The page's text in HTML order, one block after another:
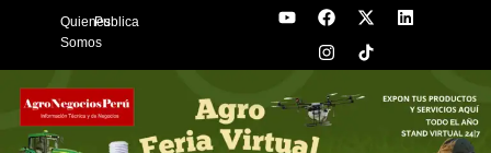
Quienes
Somos
Publica
Y
o
b
e
F
a
c
e
o
o
k
X
-
t
w
t
L
i
d
n
I
n
s
t
g
r
a